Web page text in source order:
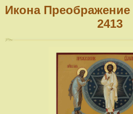
Икона Преображение
2413